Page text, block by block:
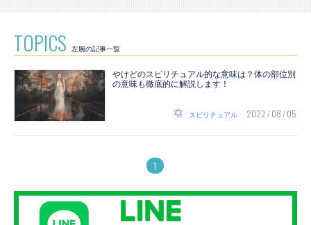
TOPICS 左腕の記事一覧
やけどのスピリチュアル的な意味は？体の部位別
の意味も徹底的に解説します！
スピリチュアル 2022 / 08 / 05
1